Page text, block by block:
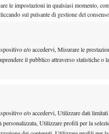
le impostazioni in qualsiasi momento,
sul pulsante di gestione del
e/o accedervi, Misurare le
il pubblico attraverso statistiche o
e/o accedervi, Utilizzare dati limitati
Utilizzare profili per la
andando
—
abilitare Twitter